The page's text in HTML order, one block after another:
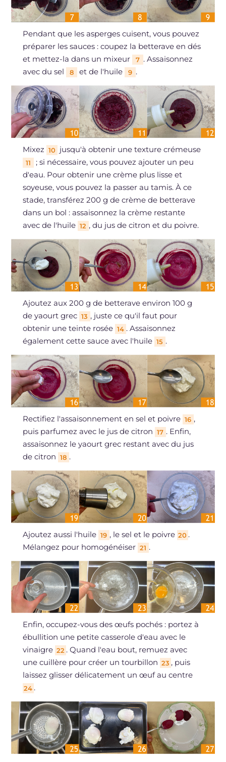
Pendant que les asperges cuisent, vous pouvez
préparer les sauces : coupez la betterave en dés
et mettez-la dans un mixeur
7 . Assaisonnez
avec du sel
8 et de l'huile 9 .
Mixez 10 jusqu'à obtenir une texture crémeuse
11
; si nécessaire, vous pouvez ajouter un peu
d'eau. Pour obtenir une crème plus lisse et
soyeuse, vous pouvez la passer au tamis. À ce
stade, transférez 200 g de crème de betterave
dans un bol : assaisonnez la crème restante
avec de l'huile 12 , du jus de citron et du poivre.
Ajoutez aux 200 g de betterave environ 100 g
de yaourt grec 13 , juste ce qu'il faut pour
obtenir une teinte rosée 14 . Assaisonnez
également cette sauce avec l'huile 15 .
Rectifiez l'assaisonnement en sel et poivre 16 ,
puis parfumez avec le jus de citron 17 . Enfin,
assaisonnez le yaourt grec restant avec du jus
de citron 18 .
Ajoutez aussi l'huile 19 , le sel et le poivre 20 .
Mélangez pour homogénéiser 21 .
Enfin, occupez-vous des œufs pochés : portez à
ébullition une petite casserole d'eau avec le
vinaigre 22 . Quand l'eau bout, remuez avec
une cuillère pour créer un tourbillon 23 , puis
laissez glisser délicatement un œuf au centre
24 .